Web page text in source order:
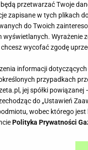
pokazuje
przetwarzać Twoje
zapisane w tych plikach
do Twoich
Wyrażenie
wycofać zgodę
informacji
przypadkach
jej spółki powiązanej
do „Ustawień
wobec którego jest
Polityka Prywatności